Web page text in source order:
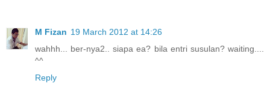
M Fizan 19 March 2012 at 14:26
wahhh... ber-nya2.. siapa ea? bila entri susulan? waiting....
^^
Reply